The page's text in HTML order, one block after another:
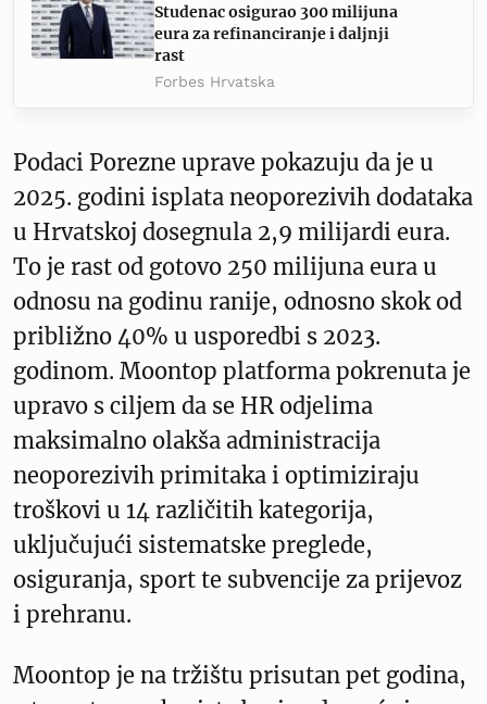
Studenac osigurao 300 milijuna
eura za refinanciranje i daljnji
rast
Forbes Hrvatska
Podaci Porezne uprave pokazuju da je u
2025. godini isplata neoporezivih dodataka
u Hrvatskoj dosegnula 2,9 milijardi eura.
To je rast od gotovo 250 milijuna eura u
odnosu na godinu ranije, odnosno skok od
približno 40% u usporedbi s 2023.
godinom. Moontop platforma pokrenuta je
upravo s ciljem da se HR odjelima
maksimalno olakša administracija
neoporezivih primitaka i optimiziraju
troškovi u 14 različitih kategorija,
uključujući sistematske preglede,
osiguranja, sport te subvencije za prijevoz
i prehranu.
Moontop je na tržištu prisutan pet godina,